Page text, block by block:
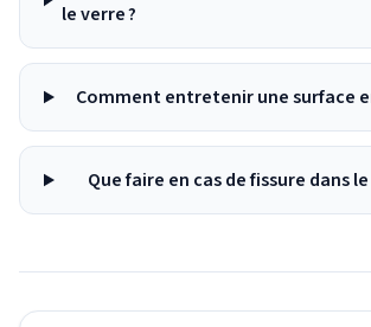
le verre ?
Comment entretenir une surface
Que faire en cas de fissure dans